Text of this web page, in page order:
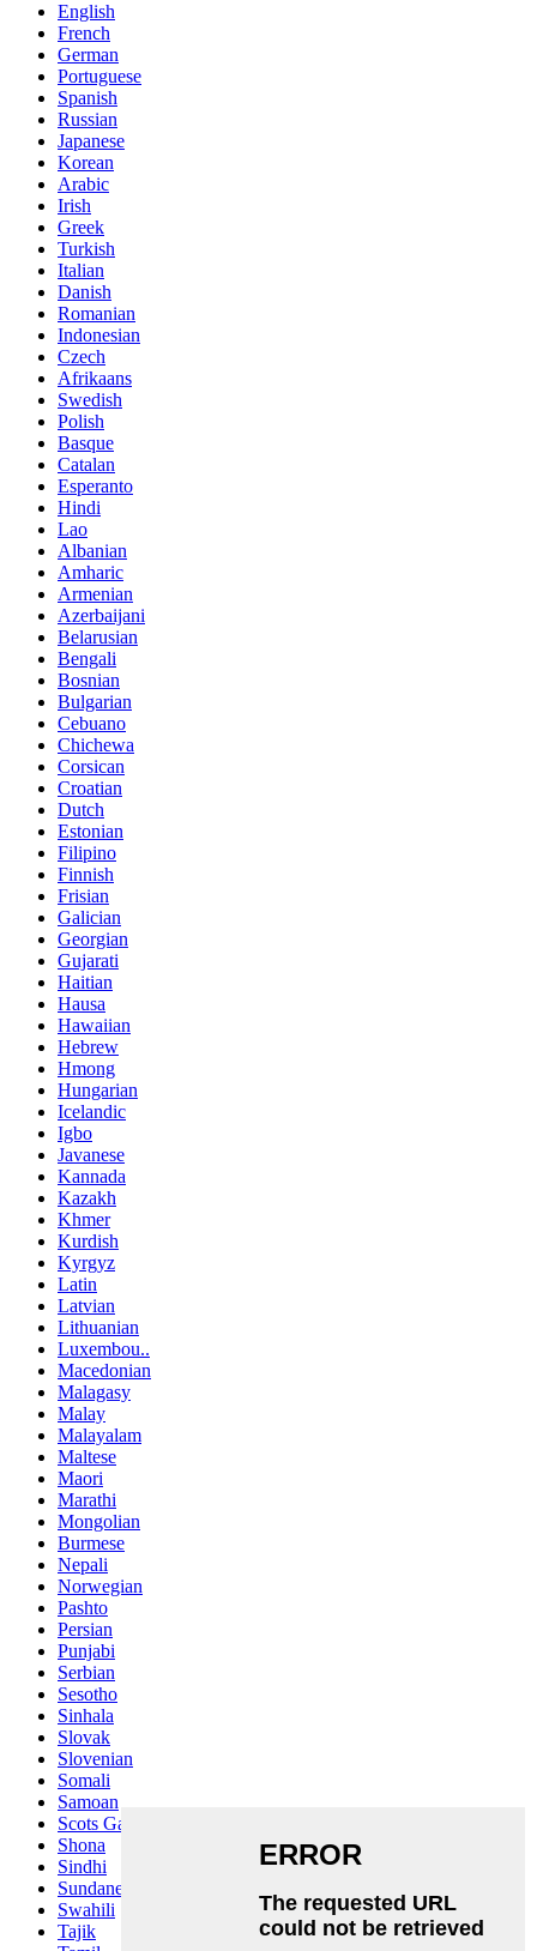
English
French
German
Portuguese
Spanish
Russian
Japanese
Korean
Arabic
Irish
Greek
Turkish
Italian
Danish
Romanian
Indonesian
Czech
Afrikaans
Swedish
Polish
Basque
Catalan
Esperanto
Hindi
Lao
Albanian
Amharic
Armenian
Azerbaijani
Belarusian
Bengali
Bosnian
Bulgarian
Cebuano
Chichewa
Corsican
Croatian
Dutch
Estonian
Filipino
Finnish
Frisian
Galician
Georgian
Gujarati
Haitian
Hausa
Hawaiian
Hebrew
Hmong
Hungarian
Icelandic
Igbo
Javanese
Kannada
Kazakh
Khmer
Kurdish
Kyrgyz
Latin
Latvian
Lithuanian
Luxembou..
Macedonian
Malagasy
Malay
Malayalam
Maltese
Maori
Marathi
Mongolian
Burmese
Nepali
Norwegian
Pashto
Persian
Punjabi
Serbian
Sesotho
Sinhala
Slovak
Slovenian
Somali
Samoan
Scots Gaelic
Shona
Sindhi
Sundanese
Swahili
Tajik